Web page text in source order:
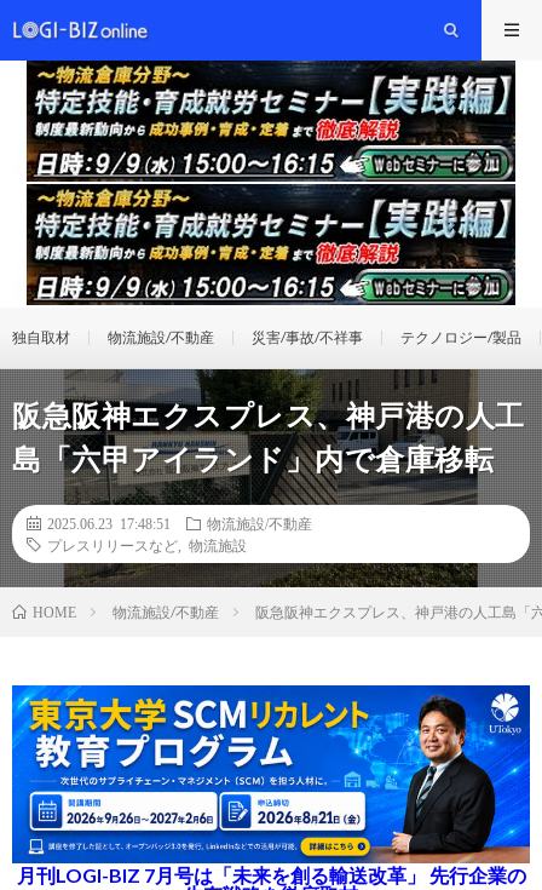
独自取材 物流施設/不動産 災害/事故/不祥事 テクノロジー/製品
阪急阪神エクスプレス、神戸港の人工
島「六甲アイランド」内で倉庫移転
2025.06.23 17:48:51
物流施設/不動産
プレスリリースなど
物流施設
HOME 物流施設/不動産 阪急阪神エクスプレス、神戸港の人工島「
月刊LOGI-BIZ 7月号は「未来を創る輸送改革」 先行企業の